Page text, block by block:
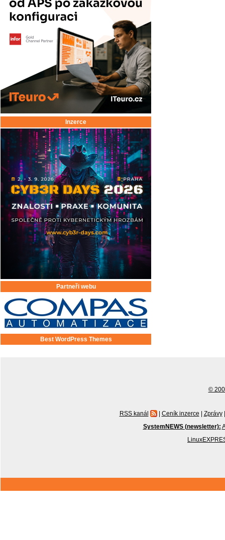
Inzerce
Partneři webu
Best WordPress Themes
©
RSS kanál | Ceník inzerce | Zprávy |
SystemNEWS (newsletter):